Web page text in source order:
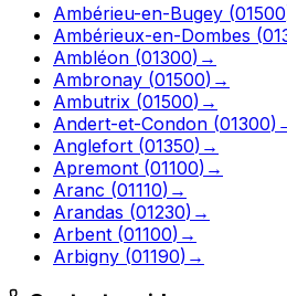
Ambérieu-en-Bugey (01500
Ambérieux-en-Dombes (
Ambléon (01300) →
Ambronay (01500) →
Ambutrix (01500) →
Andert-et-Condon (01300)
Anglefort (01350) →
Apremont (01100) →
Aranc (01110) →
Arandas (01230) →
Arbent (01100) →
Arbigny (01190) →